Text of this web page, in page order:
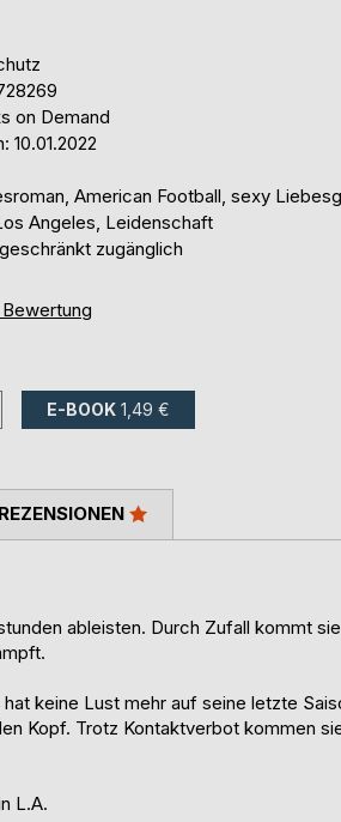
on Demand
10.01.2022
American Football, sexy
Angeles, Leidenschaft
zugänglich
Bewertung
E-BOOK 1,49 €
ableisten. Durch Zufall kommt
keine Lust mehr auf seine letzte
Kopf. Trotz Kontaktverbot kommen
L.A.
REZENSIONEN